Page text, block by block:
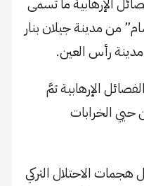
من مدينة جيلان بنار
مدينة رأس العين.
الإرهابية تمَّ
حيي الخرابات
الاحتلال التركي